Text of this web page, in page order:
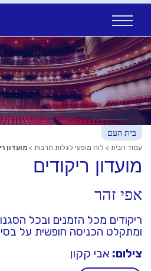
Skip
to
content
בית העם
עמוד הבית > לוח מופעי לגלות תרבות > מועדון
מועדון ריקודים
אפי זהר
ריקודים מכל הזמנים ובכל
ומתקלט הכניסה חופשית על
צילום: אבי קקון